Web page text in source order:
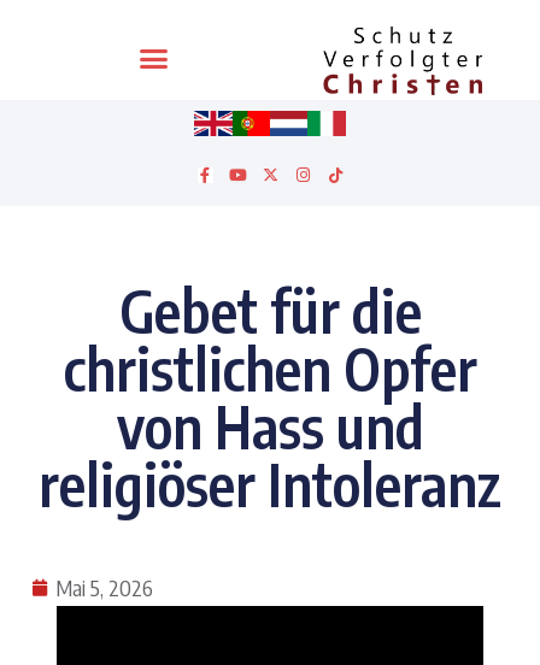
Gebet für die
christlichen Opfer
von Hass und
religiöser Intoleranz
Mai 5, 2026